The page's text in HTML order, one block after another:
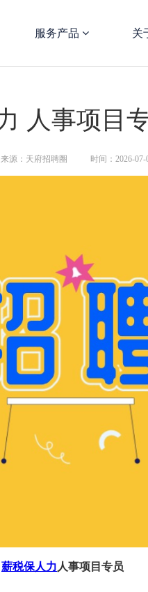
服务产品 关
人事项目
来源：天府招聘圈 时间：2026-07-
薪税保人力 人事项目专员